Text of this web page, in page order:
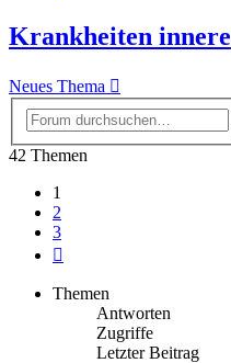
Krankheiten innere
Neues Thema
42 Themen
1
2
3
Themen
Antworten
Zugriffe
Letzter Beitrag